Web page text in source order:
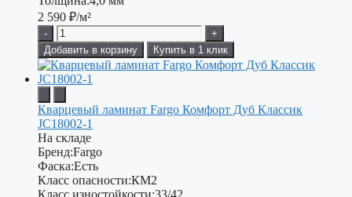
2 590 ₽/м²
-
+
Добавить в корзину
Купить в 1 клик
Кварцевый ламинат Fargo Комфорт Дуб Классик
JC18002-1
На складе
Бренд:Fargo
Фаска:Есть
Класс опасности:КМ2
Класс изностойкости:33/42